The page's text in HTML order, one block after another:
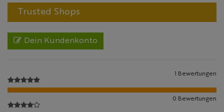
Trusted Shops
Dein Kundenkonto
1 Bewertungen
0 Bewertungen